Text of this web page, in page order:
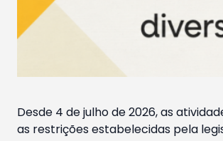
Desde 4 de julho de 2026, as
as restrições estabelecidas pela